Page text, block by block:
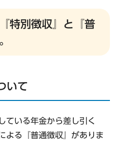
特別徴収』と『普
いて
ている年金から差し引く
よる『普通徴収』がありま